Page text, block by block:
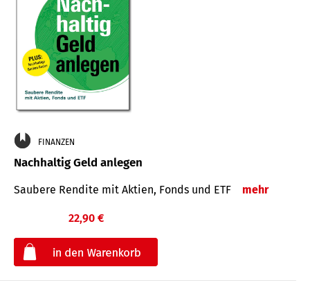
FINANZEN
Nachhaltig Geld anlegen
Saubere Rendite mit Aktien, Fonds und ETF mehr
22,90 €